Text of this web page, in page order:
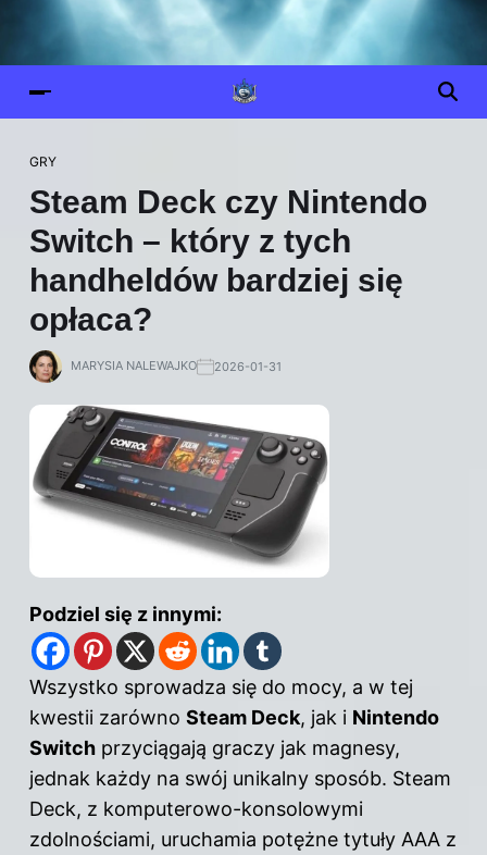
GRY
Steam Deck czy Nintendo
Switch – który z tych
handheldów bardziej się
opłaca?
MARYSIA NALEWAJKO 2026-01-31
Podziel się z innymi:
Wszystko sprowadza się do mocy, a w tej
kwestii zarówno Steam Deck, jak i Nintendo
Switch przyciągają graczy jak magnesy,
jednak każdy na swój unikalny sposób. Steam
Deck, z komputerowo-konsolowymi
zdolnościami, uruchamia potężne tytuły AAA z